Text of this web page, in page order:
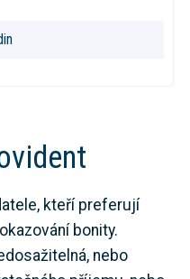
kteří preferují
bonity.
nebo